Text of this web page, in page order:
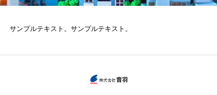
サンプルテキスト。サンプルテキスト。